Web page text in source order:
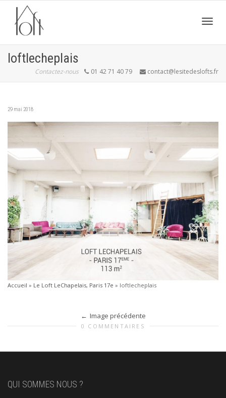
loftlecheplais
Contactez-nous 01 42 71 40 79 contact@lesitedeslofts.fr
29 mai 2018
Accueil » Le Loft LeChapelais, Paris 17e » loftlecheplais
Image précédente
0 COMMENTAIRES
QUI SOMMES NOUS ?